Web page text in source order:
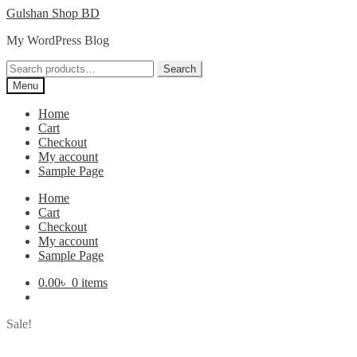
Skip
navigation
Skip
content
Gulshan Shop BD
My WordPress Blog
Search
for:
Search
Menu
Home
Cart
Checkout
My account
Sample Page
Home
Cart
Checkout
My account
Sample Page
0.00৳ 0 items
Sale!